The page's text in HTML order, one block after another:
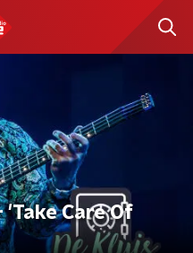
'Take Care Of